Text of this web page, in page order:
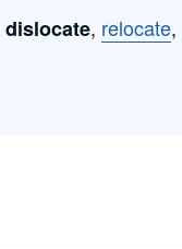
dislocate, relocate,